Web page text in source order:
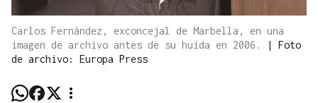
Carlos Fernández, exconcejal de Marbella, en una
imagen de archivo antes de su huida en 2006.
| Foto
de archivo: Europa Press